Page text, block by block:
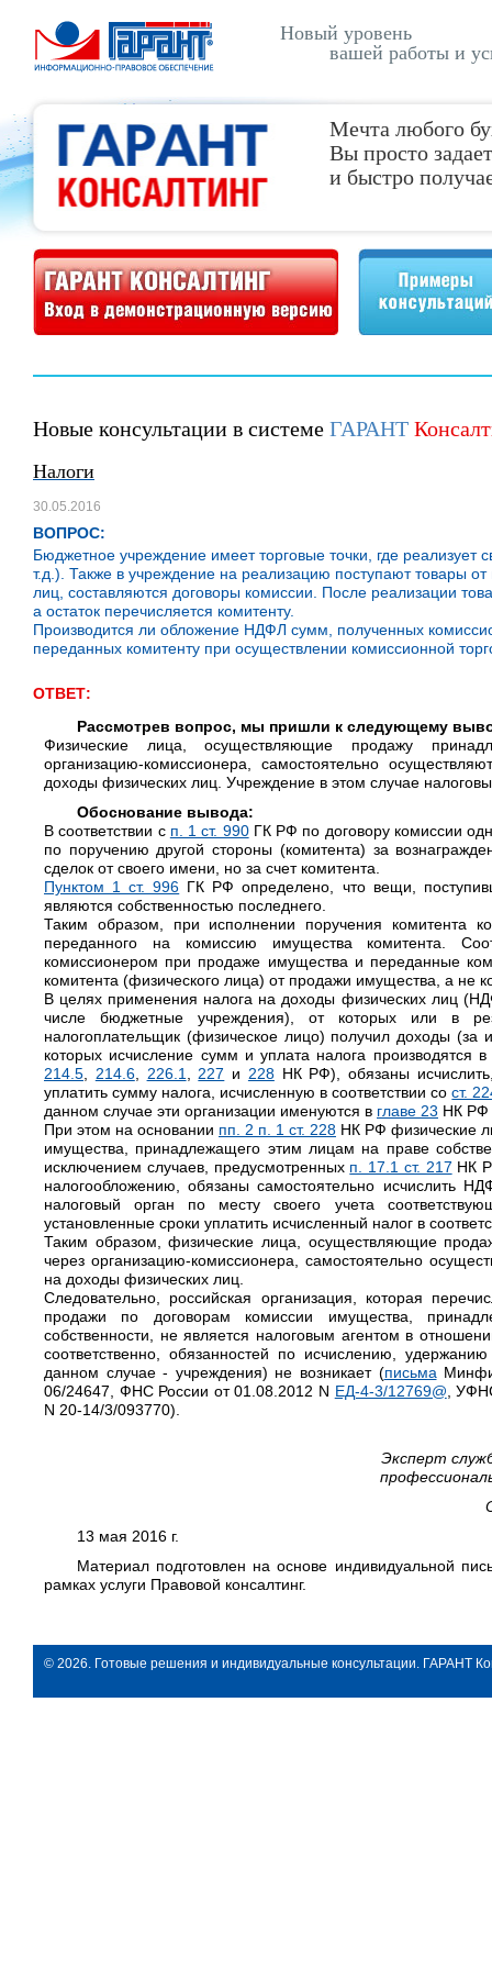
Новый уровень
вашей работы и
Мечта любого
Вы просто
и быстро
Демонстрационная версия ГАРАНТ Консалтинг Примеры консультаций
Новые консультации в системеГАРАНТ
Налоги
30.05.2016
ВОПРОС:
Бюджетное учреждение имеет торговые точки, где реализует
т.д.). Также в учреждение на реализацию поступают товары
лиц, составляются договоры комиссии. После реализации
а остаток перечисляется комитенту.
Производится ли обложение НДФЛ сумм, полученных
переданных комитенту при осуществлении комиссионной
ОТВЕТ:
Рассмотрев вопрос, мы пришли к следующему
Физические лица, осуществляющие продажу
организацию-комиссионера, самостоятельно
доходы физических лиц. Учреждение в этом случае
Обоснование вывода:
В соответствии с п. 1 ст. 990ГК РФ по договору комиссии
по поручению другой стороны (комитента) за
сделок от своего имени, но за счет комитента.
Пунктом 1 ст. 996 ГК РФ определено, что вещи,
являются собственностью последнего.
Таким образом, при исполнении поручения комитента
переданного на комиссию имущества комитента.
комиссионером при продаже имущества и переданные
комитента (физического лица) от продажи имущества, а не
В целях применения налога на доходы физических лиц
числе бюджетные учреждения), от которых или в
налогоплательщик (физическое лицо) получил доходы (за
которых исчисление сумм и уплата налога производятся
214.5
214.6, 226.1 227 и 228НК РФ), обязаны
уплатить сумму налога, исчисленную в соответствии сост.
данном случае эти организации именуются в главе 23 НК РФ
При этом на основании пп. 2 п. 1 ст. 228 НК РФ физические
имущества, принадлежащего этим лицам на праве
исключением случаев, предусмотренных п. 17.1 ст. 217 НК
налогообложению, обязаны самостоятельно исчислить
налоговый орган по месту своего учета
установленные сроки уплатить исчисленный налог в
Таким образом, физические лица, осуществляющие
через организацию-комиссионера, самостоятельно
на доходы физических лиц.
Следовательно, российская организация, которая
продажи по договорам комиссии имущества,
собственности, не является налоговым агентом в
соответственно, обязанностей по исчислению,
данном случае - учреждения) не возникает (письма
06/24647, ФНС России от 01.08.2012 N ЕД-4-3/12769@ ,
N 20-14/3/093770).
Эксперт
13 мая 2016 г.
Материал подготовлен на основе индивидуальной
рамках услуги Правовой консалтинг.
© 2026. Готовые решения и индивидуальные консультации. ГАРАНТ